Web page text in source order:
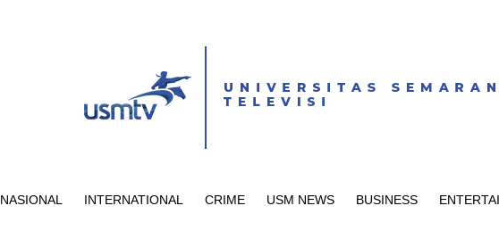
NASIONAL INTERNATIONAL CRIME USM NEWS BUSINESS